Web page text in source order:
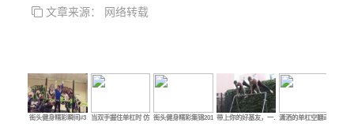
文章来源： 网络转载
街头健身精彩瞬间#3 当双手握住单杠时 仿…街头健身精彩集锦201…带上你的好基友，一…潇洒的单杠空翻动作…